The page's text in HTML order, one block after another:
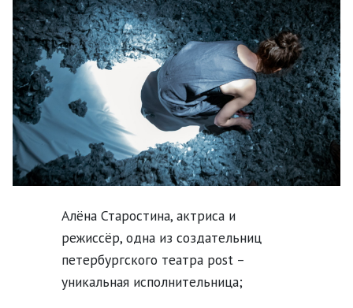
Алёна Старостина, актриса и
режиссёр, одна из создательниц
петербургского театра post –
уникальная исполнительница;